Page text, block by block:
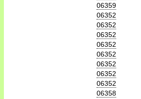
06359
06352
06352
06352
06352
06352
06352
06352
06352
06358